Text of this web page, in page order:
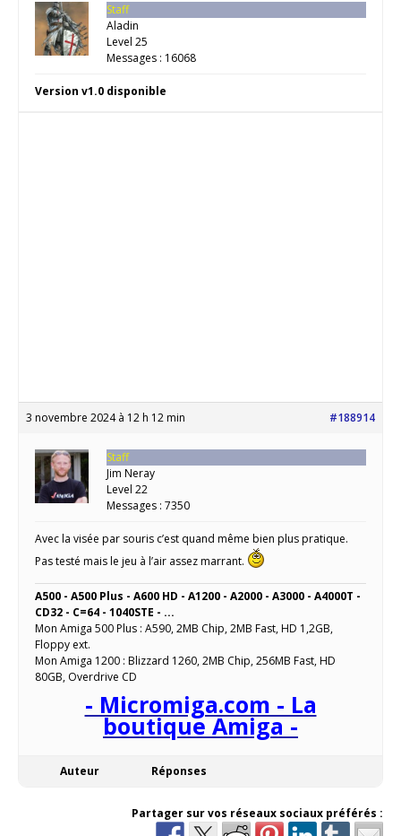
Staff
Aladin
Level 25
Messages : 16068
Version v1.0 disponible
3 novembre 2024 à 12 h 12 min #188914
Staff
Jim Neray
Level 22
Messages : 7350
Avec la visée par souris c’est quand même bien plus pratique.
Pas testé mais le jeu à l’air assez marrant.
A500 - A500 Plus - A600 HD - A1200 - A2000 - A3000 - A4000T -
CD32 - C=64 - 1040STE - ...
Mon Amiga 500 Plus : A590, 2MB Chip, 2MB Fast, HD 1,2GB,
Floppy ext.
Mon Amiga 1200 : Blizzard 1260, 2MB Chip, 256MB Fast, HD
80GB, Overdrive CD
- Micromiga.com - La
boutique Amiga -
Auteur Réponses
Partager sur vos réseaux sociaux préférés :